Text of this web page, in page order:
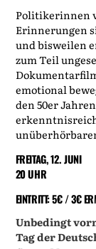
Politikerinnen
Erinnerungen
und bisweilen
zum Teil
emotional
den 50er
FREITAG, 12. JUNI
20 UHR
EINTRITT: 5€ / 3€
Unbedingt
Tag der